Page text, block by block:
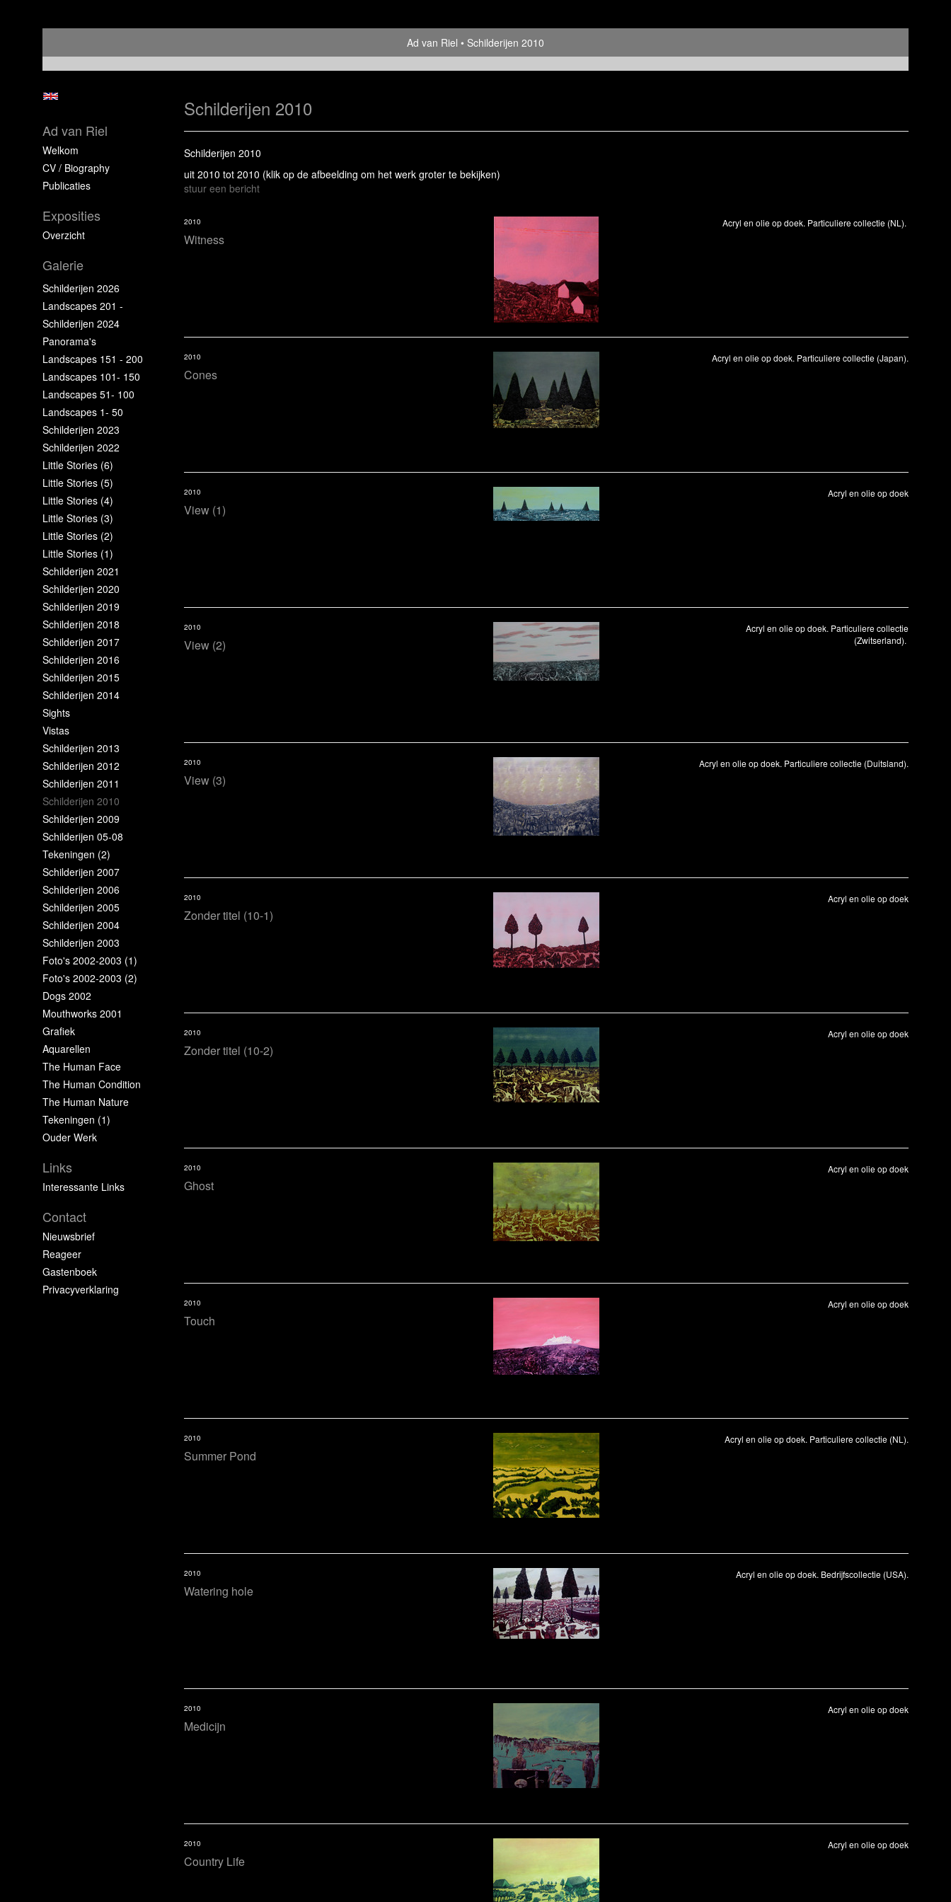
Ad van Riel Schilderijen 2010
Schilderijen 2010
Schilderijen 2010
uit 2010 tot 2010 (klik op de afbeelding om het werk groter te bekijken)
stuur een bericht
Witness
2010 Acryl en olie op doek. Particuliere collectie (NL).
Cones
2010 Acryl en olie op doek. Particuliere collectie (Japan).
View (1)
2010 Acryl en olie op doek
View (2)
2010
Acryl en olie op doek. Particuliere collectie
(Zwitserland).
View (3)
2010 Acryl en olie op doek. Particuliere collectie (Duitsland).
Zonder titel (10-1)
2010 Acryl en olie op doek
Zonder titel (10-2)
2010 Acryl en olie op doek
Ghost
2010 Acryl en olie op doek
Touch
2010 Acryl en olie op doek
Summer Pond
2010 Acryl en olie op doek. Particuliere collectie (NL).
Watering hole
2010 Acryl en olie op doek. Bedrijfscollectie (USA).
Medicijn
2010 Acryl en olie op doek
Country Life
2010 Acryl en olie op doek
Ad van Riel
Welkom
CV / Biography
Publicaties
Exposities
Overzicht
Galerie
Schilderijen 2026
Landscapes 201 -
Schilderijen 2024
Panorama's
Landscapes 151 - 200
Landscapes 101- 150
Landscapes 51- 100
Landscapes 1- 50
Schilderijen 2023
Schilderijen 2022
Little Stories (6)
Little Stories (5)
Little Stories (4)
Little Stories (3)
Little Stories (2)
Little Stories (1)
Schilderijen 2021
Schilderijen 2020
Schilderijen 2019
Schilderijen 2018
Schilderijen 2017
Schilderijen 2016
Schilderijen 2015
Schilderijen 2014
Sights
Vistas
Schilderijen 2013
Schilderijen 2012
Schilderijen 2011
Schilderijen 2010
Schilderijen 2009
Schilderijen 05-08
Tekeningen (2)
Schilderijen 2007
Schilderijen 2006
Schilderijen 2005
Schilderijen 2004
Schilderijen 2003
Foto's 2002-2003 (1)
Foto's 2002-2003 (2)
Dogs 2002
Mouthworks 2001
Grafiek
Aquarellen
The Human Face
The Human Condition
The Human Nature
Tekeningen (1)
Ouder Werk
Links
Interessante Links
Contact
Nieuwsbrief
Reageer
Gastenboek
Privacyverklaring